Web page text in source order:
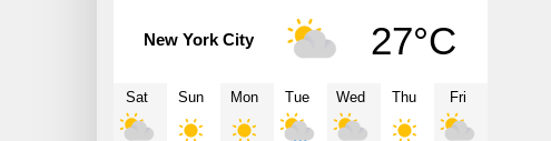
New York City 27°C
Sat Sun Mon Tue Wed Thu Fri